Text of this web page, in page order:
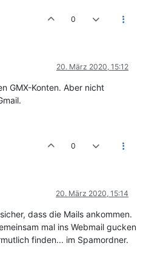
0
20. März 2020, 15:12
GMX-Konten. Aber nicht
0
20. März 2020, 15:14
dass die Mails ankommen.
mal ins Webmail gucken
finden... im Spamordner.